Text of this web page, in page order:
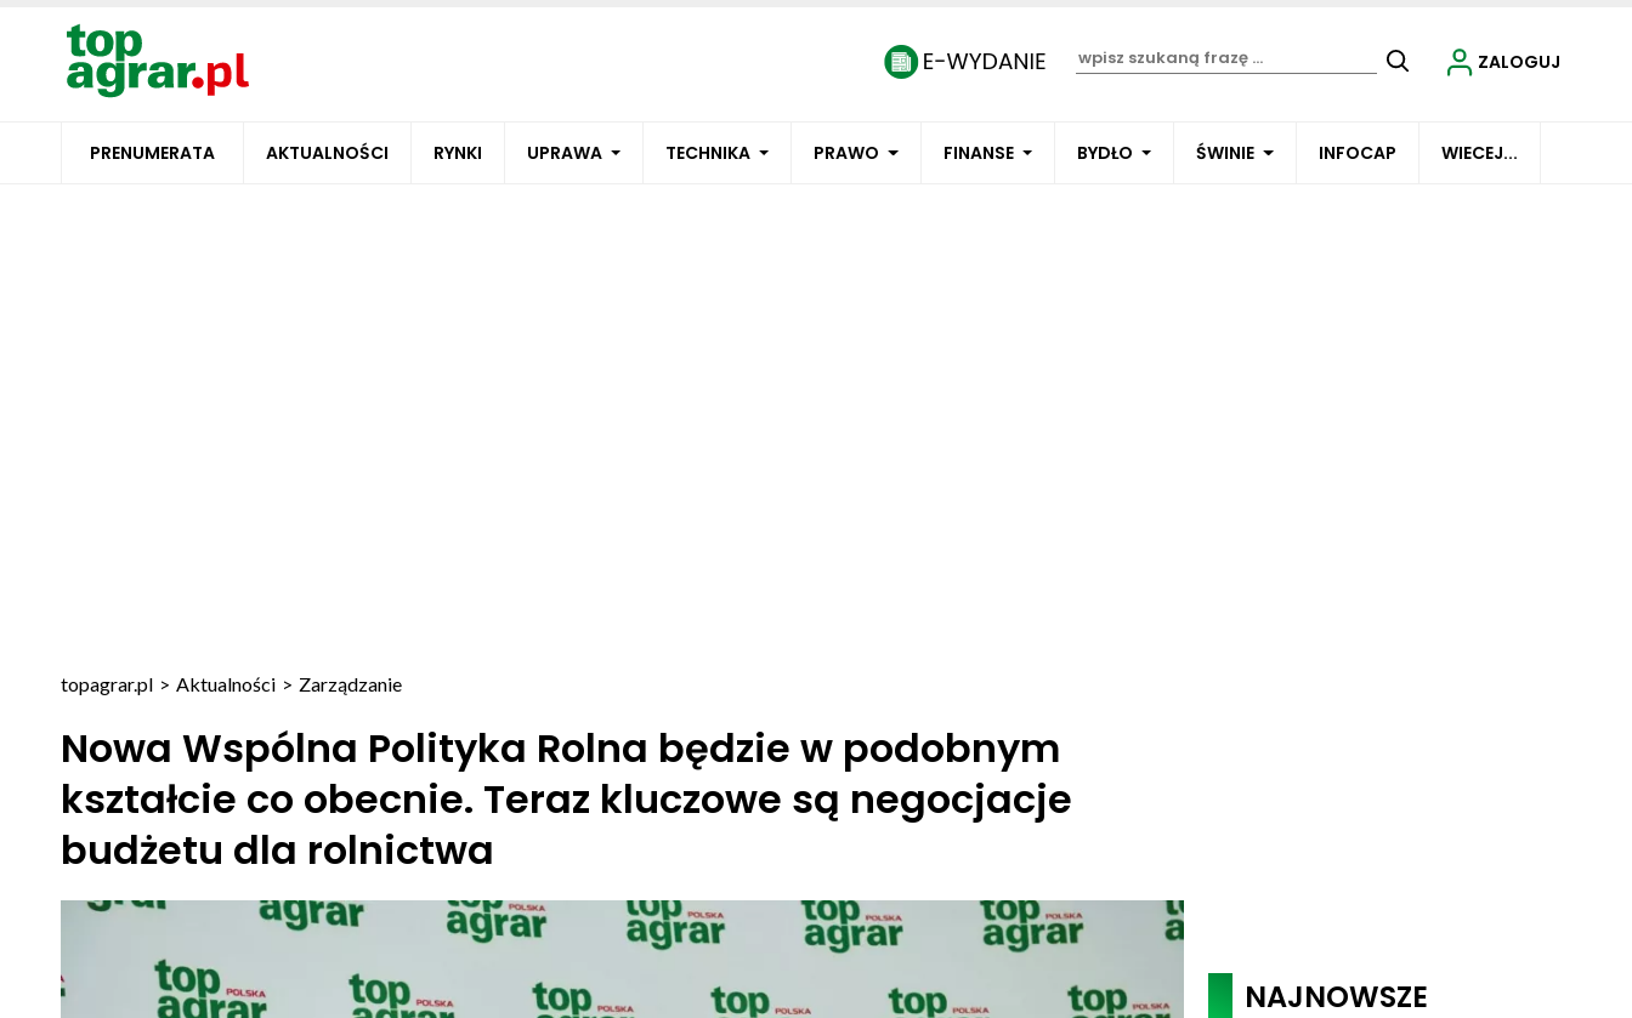
PRENUMERATA AKTUALNOŚCI RYNKI UPRAWA TECHNIKA PRAWO FINANSE BYDŁO ŚWINIE INFOCAP WIECEJ...
ZALOGUJ
topagrar.pl > Aktualności > Zarządzanie
Nowa Wspólna Polityka Rolna będzie w podobnym
kształcie co obecnie. Teraz kluczowe są negocjacje
budżetu dla rolnictwa
NAJNOWSZE